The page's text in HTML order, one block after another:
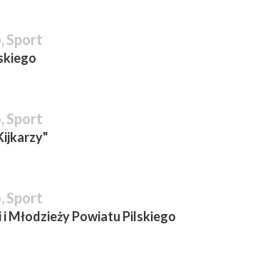
,Sport
,Sport
,Sport
Młodzieży Powiatu Pilskiego